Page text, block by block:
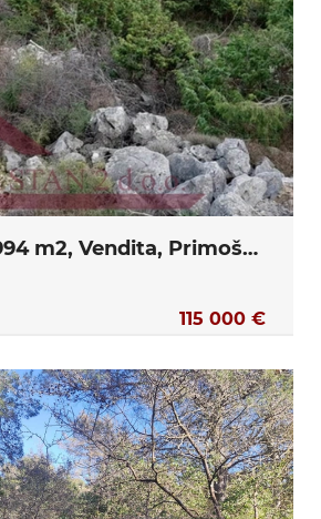
Terreno, 15994 m2, Vendita, Primošten
115 000 €